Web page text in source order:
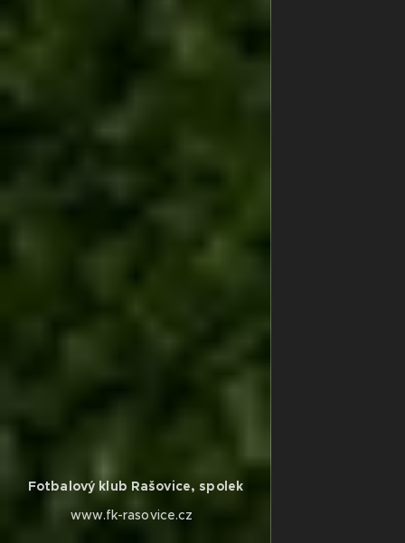
Fotbalový klub Rašovice, spolek
www.fk-rasovice.cz